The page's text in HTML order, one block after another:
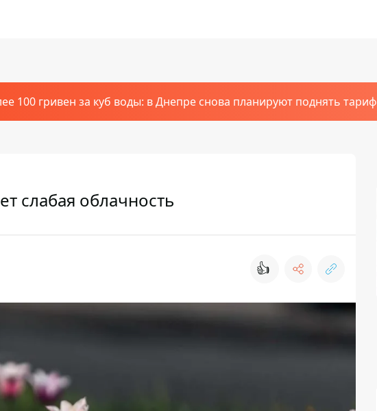
100 гривен за куб воды: в Днепре снова планируют поднять тариф
слабая облачность
👍